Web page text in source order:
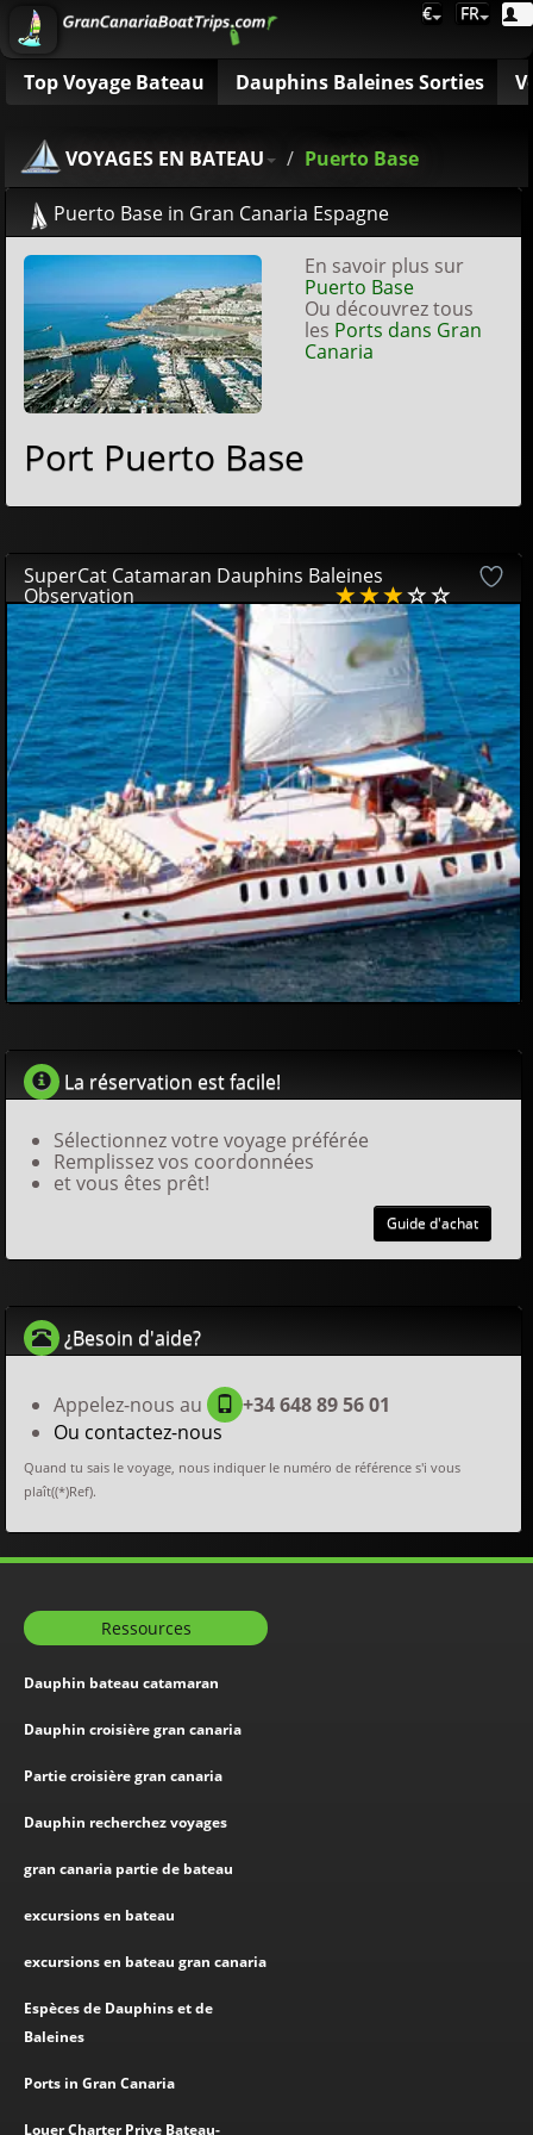
€ FR
Top Voyage Bateau Dauphins Baleines Sorties
VOYAGES EN BATEAU Puerto Base
Puerto Base in Gran Canaria Espagne
Port Puerto Base
En savoir plus sur
Puerto Base
Ou découvrez tous
les Ports dans Gran
Canaria
SuperCat Catamaran Dauphins Baleines
Observation
€3200
DISPONIBLE
La réservation est facile!
Sélectionnez votre voyage préférée
Remplissez vos coordonnées
et vous êtes prêt!
Guide d'achat
¿Besoin d'aide?
Appelez-nous au
+34 648 89 56 01
Ou contactez-nous
Quand tu sais le voyage, nous indiquer le numéro de référence s'i vous
plaît((*)Ref).
Ressources
Dauphin bateau catamaran
Dauphin croisière gran canaria
Partie croisière gran canaria
Dauphin recherchez voyages
gran canaria partie de bateau
excursions en bateau
excursions en bateau gran canaria
Espèces de Dauphins et de
Baleines
Ports in Gran Canaria
Louer Charter Prive Bateau-